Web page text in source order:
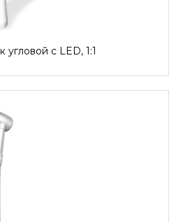
угловой с LED, 1:1